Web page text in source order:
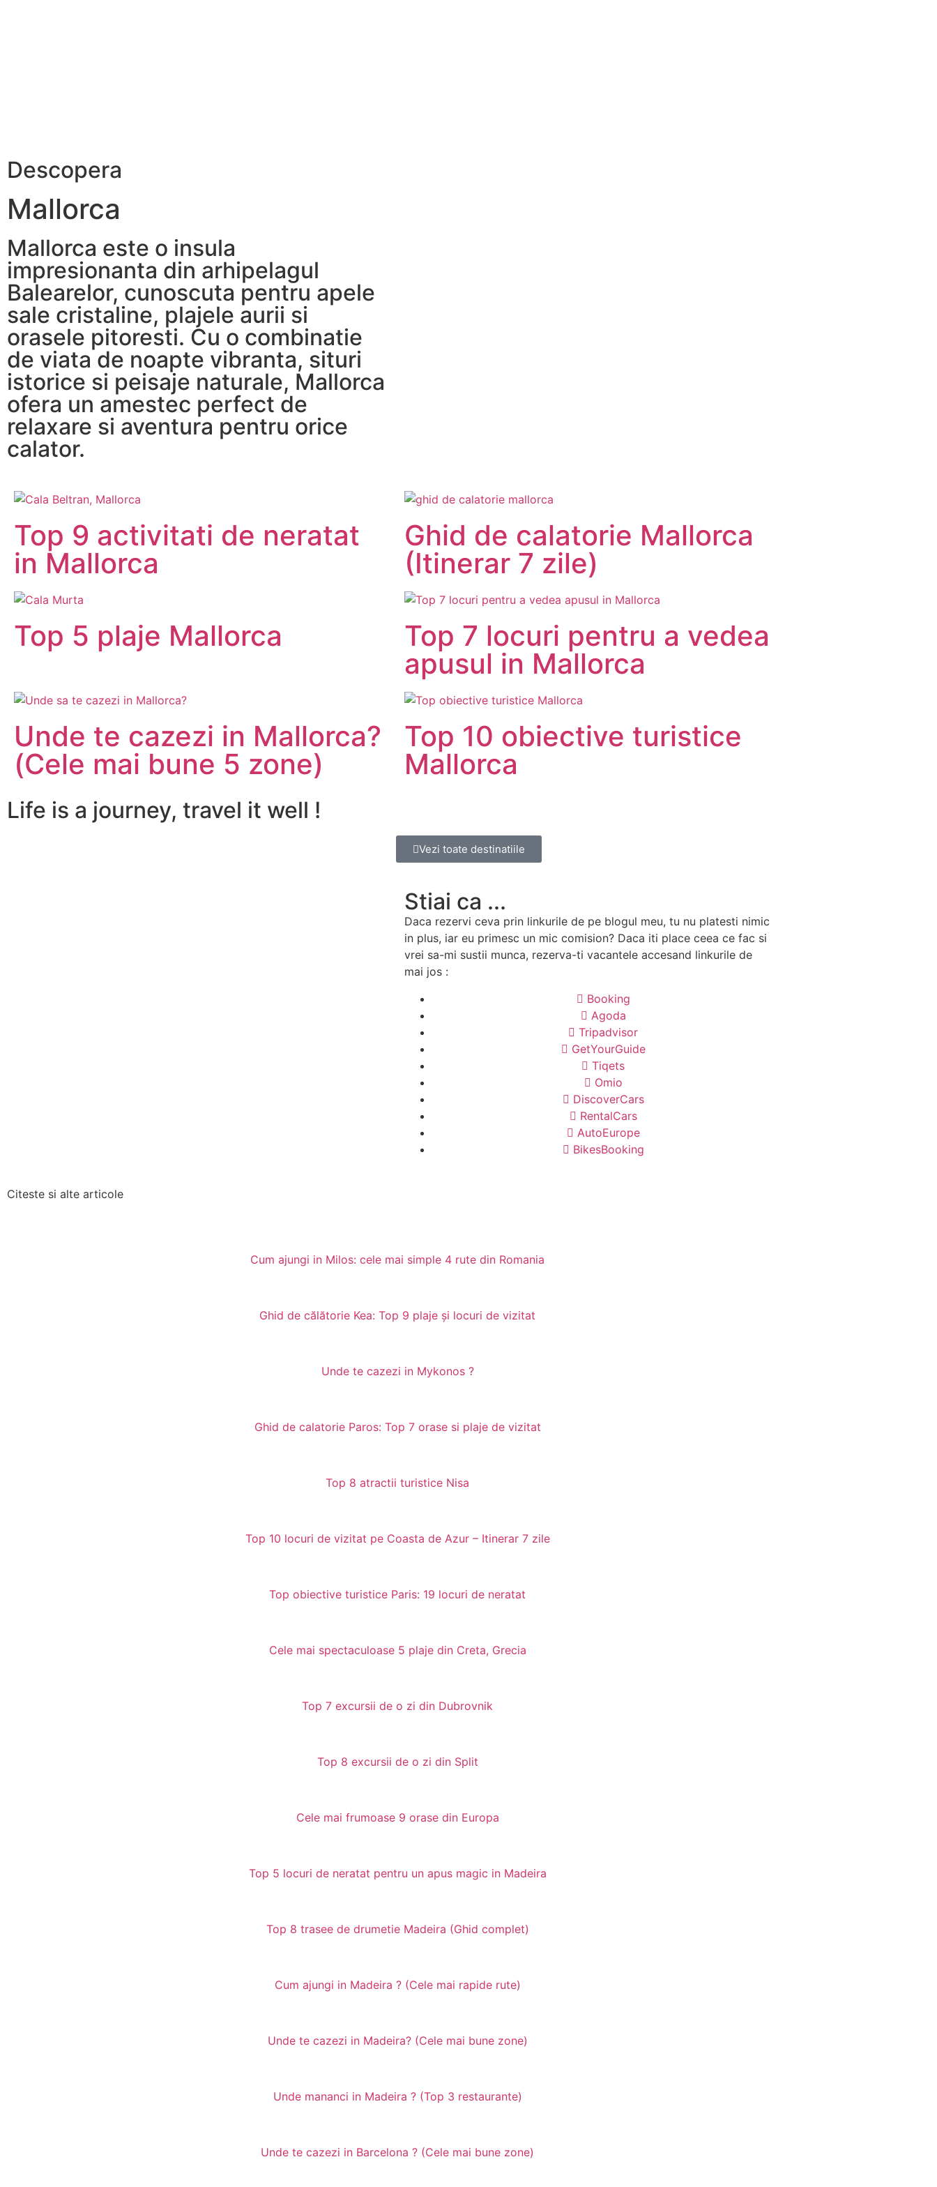
Descopera
Mallorca
Mallorca este o insula
impresionanta din arhipelagul
Balearelor, cunoscuta pentru apele
sale cristaline, plajele aurii si
orasele pitoresti. Cu o combinatie
de viata de noapte vibranta, situri
istorice si peisaje naturale, Mallorca
ofera un amestec perfect de
relaxare si aventura pentru orice
calator.
Top 9 activitati de neratat
in Mallorca
Ghid de calatorie Mallorca
(Itinerar 7 zile)
Top 5 plaje Mallorca
Top 7 locuri pentru a vedea
apusul in Mallorca
Unde te cazezi in Mallorca?
(Cele mai bune 5 zone)
Top 10 obiective turistice
Mallorca
Life is a journey, travel it well !
Vezi toate destinatiile
Stiai ca ...
Daca rezervi ceva prin linkurile de pe blogul meu, tu nu platesti nimic
in plus, iar eu primesc un mic comision? Daca iti place ceea ce fac si
vrei sa-mi sustii munca, rezerva-ti vacantele accesand linkurile de
mai jos :
Booking
Agoda
Tripadvisor
GetYourGuide
Tiqets
Omio
DiscoverCars
RentalCars
AutoEurope
BikesBooking
Citeste si alte articole
Cum ajungi in Milos: cele mai simple 4 rute din Romania
Ghid de călătorie Kea: Top 9 plaje și locuri de vizitat
Unde te cazezi in Mykonos ?
Ghid de calatorie Paros: Top 7 orase si plaje de vizitat
Top 8 atractii turistice Nisa
Top 10 locuri de vizitat pe Coasta de Azur – Itinerar 7 zile
Top obiective turistice Paris: 19 locuri de neratat
Cele mai spectaculoase 5 plaje din Creta, Grecia
Top 7 excursii de o zi din Dubrovnik
Top 8 excursii de o zi din Split
Cele mai frumoase 9 orase din Europa
Top 5 locuri de neratat pentru un apus magic in Madeira
Top 8 trasee de drumetie Madeira (Ghid complet)
Cum ajungi in Madeira ? (Cele mai rapide rute)
Unde te cazezi in Madeira? (Cele mai bune zone)
Unde mananci in Madeira ? (Top 3 restaurante)
Unde te cazezi in Barcelona ? (Cele mai bune zone)